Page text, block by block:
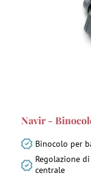
Navir -
Binocolo per
Regolazione
centrale